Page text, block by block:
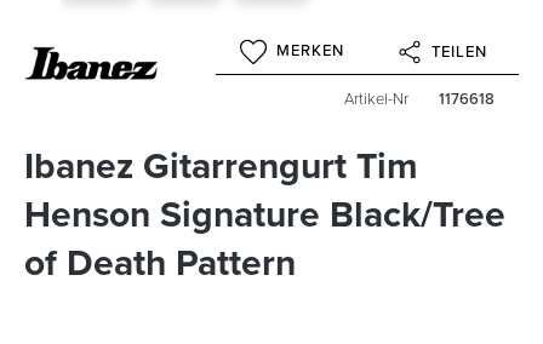
MERKEN TEILEN
Artikel-Nr 1176618
Ibanez Gitarrengurt Tim
Henson Signature Black/Tree
of Death Pattern